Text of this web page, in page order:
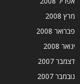
מרץ 2008
פברואר 2008
ינואר 2008
דצמבר 2007
נובמבר 2007